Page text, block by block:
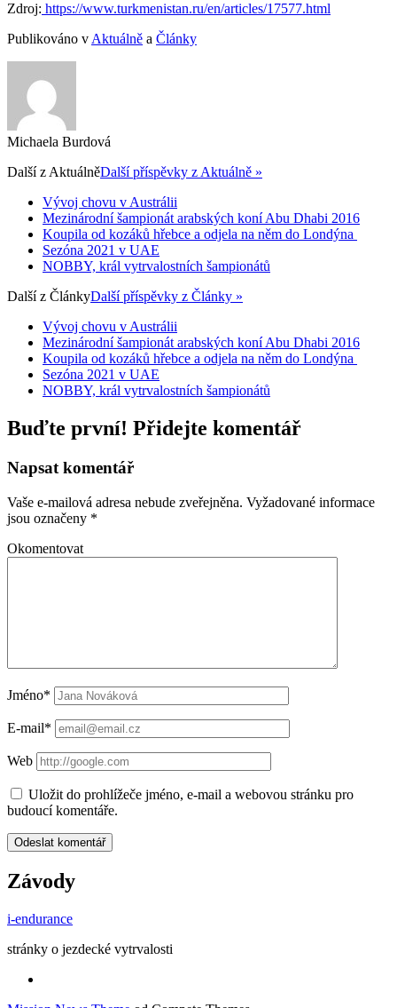
Zdroj: https://www.turkmenistan.ru/en/articles/17577.html
Publikováno v Aktuálně a Články
Michaela Burdová
Další z AktuálněDalší příspěvky z Aktuálně »
Vývoj chovu v Austrálii
Mezinárodní šampionát arabských koní Abu Dhabi 2016
Koupila od kozáků hřebce a odjela na něm do Londýna
Sezóna 2021 v UAE
NOBBY, král vytrvalostních šampionátů
Další z ČlánkyDalší příspěvky z Články »
Vývoj chovu v Austrálii
Mezinárodní šampionát arabských koní Abu Dhabi 2016
Koupila od kozáků hřebce a odjela na něm do Londýna
Sezóna 2021 v UAE
NOBBY, král vytrvalostních šampionátů
Buďte první! Přidejte komentář
Napsat komentář
Vaše e-mailová adresa nebude zveřejněna. Vyžadované informace
jsou označeny *
Okomentovat
Jméno*
E-mail*
Web
Uložit do prohlížeče jméno, e-mail a webovou stránku pro
budoucí komentáře.
Závody
i-endurance
stránky o jezdecké vytrvalosti